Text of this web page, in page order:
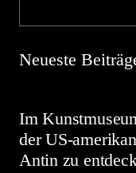
Neueste
Im
der US-
Antin zu